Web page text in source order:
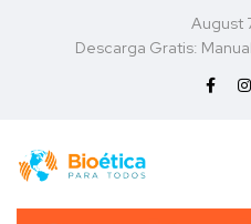
August
Descarga Gratis: